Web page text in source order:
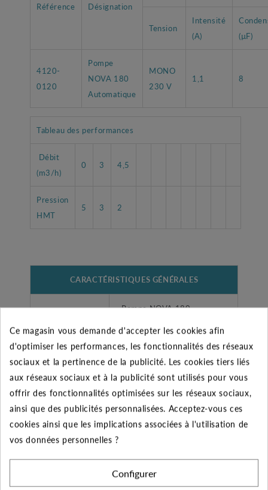
Référence Désignation
Tension
Intensité
(A)
(µF)
4120-
0120
Pompe
NOVA 180
Automatique
MONO
230 V
1,1 8
Tableau des performances
Débit
(m3/h)
0 3 4,5
Pression
HMT
5 3 2
CARACTÉRISTIQUES GÉNÉRALES
Pompe NOVA 180
Utilisateurs Domestique
Accessoires 5 m de câble.
Aspiration sur
Sous sols et garages, cours
d'eau, réservoirs, etc.
Garantie 2 ans
Ce magasin vous demande d'accepter les cookies afin
d'optimiser les performances, les fonctionnalités des réseaux
sociaux et la pertinence de la publicité. Les cookies tiers liés
aux réseaux sociaux et à la publicité sont utilisés pour vous
offrir des fonctionnalités optimisées sur les réseaux sociaux,
ainsi que des publicités personnalisées. Acceptez-vous ces
cookies ainsi que les implications associées à l'utilisation de
vos données personnelles ?
Configurer